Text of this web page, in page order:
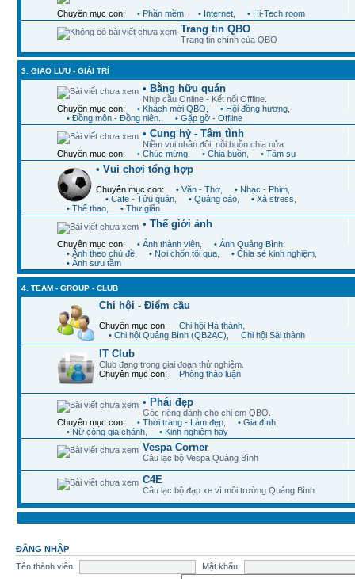
Chuyên mục con: • Phần mềm • Internet • Hi-Tech room
Trang tin QBO
Trang tin chính của QBO
3. GIAO LƯU - GIẢI TRÍ
• Bằng hữu quán
Nhịp cầu Online - Kết nối Offline.
Chuyên mục con:
• Khách mời QBO • Hội đồng hương
• Đồng môn - Đồng niên.
• Gặp gỡ - Offline
• Cung hỷ - Tâm tình
Niềm vui nhân đôi, nỗi buồn chia nửa.
Chuyên mục con:
• Chúc mừng • Chia buồn • Tâm sự
• Vui chơi tổng hợp
Chuyên mục con: • Văn - Thơ • Nhạc - Phim
• Cafe - Tửu quán
• Quảng cáo • Xả stress
• Thể thao
• Thư giãn
• Thế giới ảnh
Chuyên mục con: • Ảnh thành viên • Ảnh Quảng Bình
• Ảnh theo chủ đề
• Nơi chốn tôi qua • Chia sẻ kinh nghiệm
• Ảnh sưu tầm
4. TEAM - GROUP - CLUB
Chi hội - Điểm cầu
Chuyên mục con: Chi hội Hà thành
• Chi hội Quảng Bình (QB2AC)
Chi hội Sài thành
IT Club
Club đang trong giai đoạn thử nghiệm.
Chuyên mục con:
Phòng thảo luận
• Phái đẹp
Góc riêng dành cho chị em QBO.
Chuyên mục con:
• Thời trang - Làm đẹp • Gia đình
• Nữ công gia chánh
• Kinh nghiệm hay
Vespa Corner
Câu lạc bộ Vespa Quảng Bình
C4E
Câu lạc bộ đạp xe vì môi trường Quảng Bình
ĐĂNG NHẬP
Tên thành viên:
Mật khẩu: